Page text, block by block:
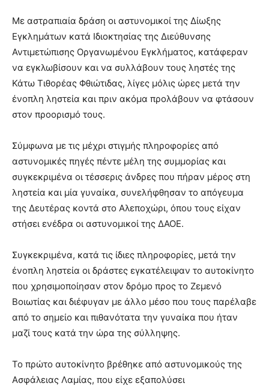
Με αστραπιαία δράση οι αστυνομικοί της Δίωξης
Εγκλημάτων κατά Ιδιοκτησίας της Διεύθυνσης
Αντιμετώπισης Οργανωμένου Εγκλήματος, κατάφεραν
να εγκλωβίσουν και να συλλάβουν τους ληστές της
Κάτω Τιθορέας Φθιώτιδας, λίγες μόλις ώρες μετά την
ένοπλη ληστεία και πριν ακόμα προλάβουν να φτάσουν
στον προορισμό τους.
Σύμφωνα με τις μέχρι στιγμής πληροφορίες από
αστυνομικές πηγές πέντε μέλη της συμμορίας και
συγκεκριμένα οι τέσσερις άνδρες που πήραν μέρος στη
ληστεία και μία γυναίκα, συνελήφθησαν το απόγευμα
της Δευτέρας κοντά στο Αλεποχώρι, όπου τους είχαν
στήσει ενέδρα οι αστυνομικοί της ΔΑΟΕ.
Συγκεκριμένα, κατά τις ίδιες πληροφορίες, μετά την
ένοπλη ληστεία οι δράστες εγκατέλειψαν το αυτοκίνητο
που χρησιμοποίησαν στον δρόμο προς το Ζεμενό
Βοιωτίας και διέφυγαν με άλλο μέσο που τους παρέλαβε
από το σημείο και πιθανότατα την γυναίκα που ήταν
μαζί τους κατά την ώρα της σύλληψης.
Το πρώτο αυτοκίνητο βρέθηκε από αστυνομικούς της
Ασφάλειας Λαμίας, που είχε εξαπολύσει